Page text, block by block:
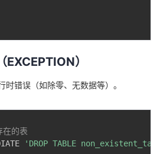
）
时错误（如除零、无数据等）。
的表
'DROP TABLE